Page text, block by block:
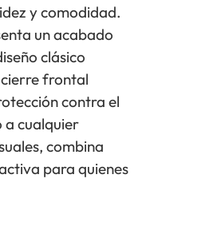
y comodidad.
un acabado
clásico
cierre frontal
contra el
a cualquier
combina
para quienes